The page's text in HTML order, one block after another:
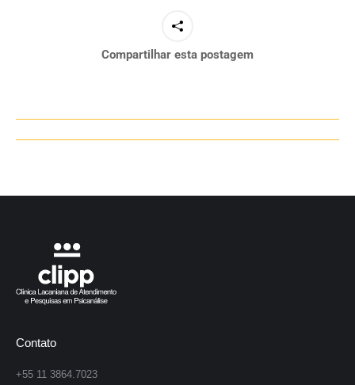
Compartilhar esta postagem
Navegação
post:
Contato
+55 11 3864.7023